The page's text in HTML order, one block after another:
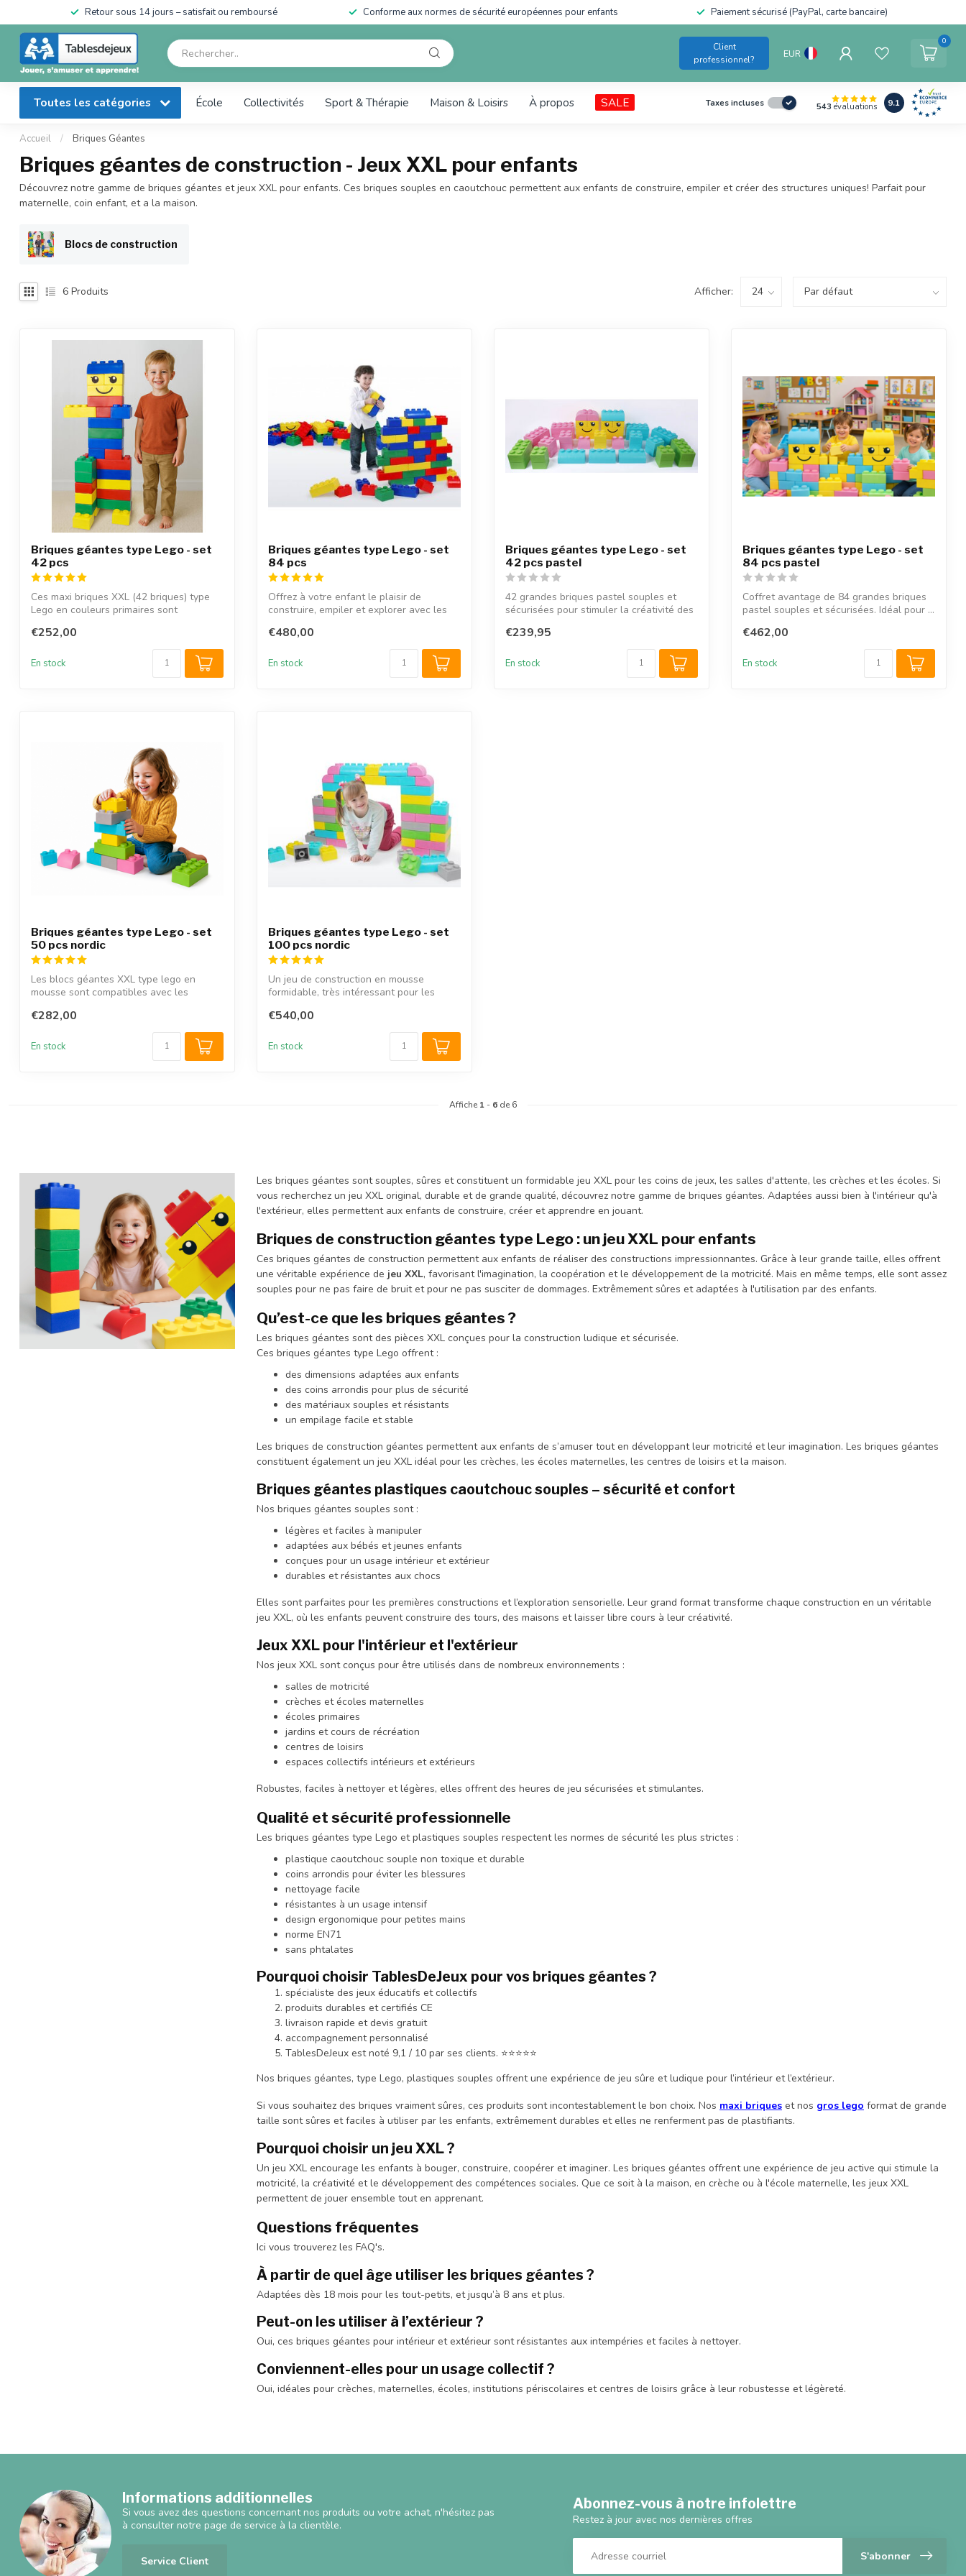
Retour sous 14 jours – satisfait ou remboursé Conforme aux normes de sécurité européennes pour enfants Paiement sécurisé (PayPal, carte bancaire)
Client
professionnel?
EUR
0
Toutes les catégories École Collectivités Sport & Thérapie Maison & Loisirs À propos SALE Taxes incluses 543 évaluations 9.1
Accueil / Briques Géantes
Briques géantes de construction - Jeux XXL pour enfants
Découvrez notre gamme de briques géantes et jeux XXL pour enfants. Ces briques souples en caoutchouc permettent aux enfants de construire, empiler et créer des structures uniques! Parfait pour
maternelle, coin enfant, et a la maison.
Blocs de construction
6 Produits Afficher:
Briques géantes type Lego - set
42 pcs
Ces maxi briques XXL (42 briques) type
Lego en couleurs primaires sont
€252,00
En stock
Briques géantes type Lego - set
84 pcs
Offrez à votre enfant le plaisir de
construire, empiler et explorer avec les
€480,00
En stock
Briques géantes type Lego - set
42 pcs pastel
42 grandes briques pastel souples et
sécurisées pour stimuler la créativité des
€239,95
En stock
Briques géantes type Lego - set
84 pcs pastel
Coffret avantage de 84 grandes briques
pastel souples et sécurisées. Idéal pour ...
€462,00
En stock
Briques géantes type Lego - set
50 pcs nordic
Les blocs géantes XXL type lego en
mousse sont compatibles avec les
€282,00
En stock
Briques géantes type Lego - set
100 pcs nordic
Un jeu de construction en mousse
formidable, très intéressant pour les
€540,00
En stock
Affiche 1 - 6 de 6
Les briques géantes sont souples, sûres et constituent un formidable jeu XXL pour les coins de jeux, les salles d'attente, les crèches et les écoles. Si
vous recherchez un jeu XXL original, durable et de grande qualité, découvrez notre gamme de briques géantes. Adaptées aussi bien à l'intérieur qu'à
l'extérieur, elles permettent aux enfants de construire, créer et apprendre en jouant.
Briques de construction géantes type Lego : un jeu XXL pour enfants
Ces briques géantes de construction permettent aux enfants de réaliser des constructions impressionnantes. Grâce à leur grande taille, elles offrent
une véritable expérience de jeu XXL, favorisant l'imagination, la coopération et le développement de la motricité. Mais en même temps, elle sont assez
souples pour ne pas faire de bruit et pour ne pas susciter de dommages. Extrêmement sûres et adaptées à l'utilisation par des enfants.
Qu’est-ce que les briques géantes ?
Les briques géantes sont des pièces XXL conçues pour la construction ludique et sécurisée.
Ces briques géantes type Lego offrent :
des dimensions adaptées aux enfants
des coins arrondis pour plus de sécurité
des matériaux souples et résistants
un empilage facile et stable
Les briques de construction géantes permettent aux enfants de s’amuser tout en développant leur motricité et leur imagination. Les briques géantes
constituent également un jeu XXL idéal pour les crèches, les écoles maternelles, les centres de loisirs et la maison.
Briques géantes plastiques caoutchouc souples – sécurité et confort
Nos briques géantes souples sont :
légères et faciles à manipuler
adaptées aux bébés et jeunes enfants
conçues pour un usage intérieur et extérieur
durables et résistantes aux chocs
Elles sont parfaites pour les premières constructions et l’exploration sensorielle. Leur grand format transforme chaque construction en un véritable
jeu XXL, où les enfants peuvent construire des tours, des maisons et laisser libre cours à leur créativité.
Jeux XXL pour l'intérieur et l'extérieur
Nos jeux XXL sont conçus pour être utilisés dans de nombreux environnements :
salles de motricité
crèches et écoles maternelles
écoles primaires
jardins et cours de récréation
centres de loisirs
espaces collectifs intérieurs et extérieurs
Robustes, faciles à nettoyer et légères, elles offrent des heures de jeu sécurisées et stimulantes.
Qualité et sécurité professionnelle
Les briques géantes type Lego et plastiques souples respectent les normes de sécurité les plus strictes :
plastique caoutchouc souple non toxique et durable
coins arrondis pour éviter les blessures
nettoyage facile
résistantes à un usage intensif
design ergonomique pour petites mains
norme EN71
sans phtalates
Pourquoi choisir TablesDeJeux pour vos briques géantes ?
spécialiste des jeux éducatifs et collectifs
produits durables et certifiés CE
livraison rapide et devis gratuit
accompagnement personnalisé
TablesDeJeux est noté 9,1 / 10 par ses clients. ⭐⭐⭐⭐⭐
Nos briques géantes, type Lego, plastiques souples offrent une expérience de jeu sûre et ludique pour l’intérieur et l’extérieur.
Si vous souhaitez des briques vraiment sûres, ces produits sont incontestablement le bon choix. Nos maxi briques et nos gros lego format de grande
taille sont sûres et faciles à utiliser par les enfants, extrêmement durables et elles ne renferment pas de plastifiants.
Pourquoi choisir un jeu XXL ?
Un jeu XXL encourage les enfants à bouger, construire, coopérer et imaginer. Les briques géantes offrent une expérience de jeu active qui stimule la
motricité, la créativité et le développement des compétences sociales. Que ce soit à la maison, en crèche ou à l'école maternelle, les jeux XXL
permettent de jouer ensemble tout en apprenant.
Questions fréquentes
Ici vous trouverez les FAQ's.
À partir de quel âge utiliser les briques géantes ?
Adaptées dès 18 mois pour les tout-petits, et jusqu’à 8 ans et plus.
Peut-on les utiliser à l’extérieur ?
Oui, ces briques géantes pour intérieur et extérieur sont résistantes aux intempéries et faciles à nettoyer.
Conviennent-elles pour un usage collectif ?
Oui, idéales pour crèches, maternelles, écoles, institutions périscolaires et centres de loisirs grâce à leur robustesse et légèreté.
Informations additionnelles
Si vous avez des questions concernant nos produits ou votre achat, n'hésitez pas
à consulter notre page de service à la clientèle.
Service Client
Abonnez-vous à notre infolettre
Restez à jour avec nos dernières offres
S'abonner